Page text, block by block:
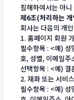
침해하여서는 아니
제6조(처리하는
회사는 다음의 개
1. 홈페이지 회원
필수항목 : <예) 성
호, 성별, 이메일주
선택항목 : <예) 결
2. 재화 또는 서비
필수항목 : <예) 성